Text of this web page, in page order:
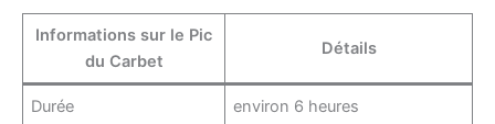
Informations sur le Pic
du Carbet
Détails
Durée environ 6 heures